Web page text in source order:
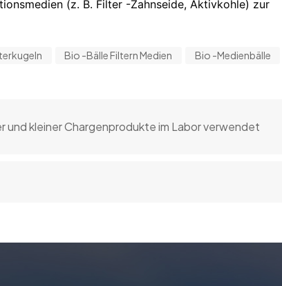
(z. B. Filter -Zahnseide, Aktivkohle) zur
Bio -Bälle Filtern Medien
Bio -Medienbälle
und kleiner Chargenprodukte im Labor verwendet